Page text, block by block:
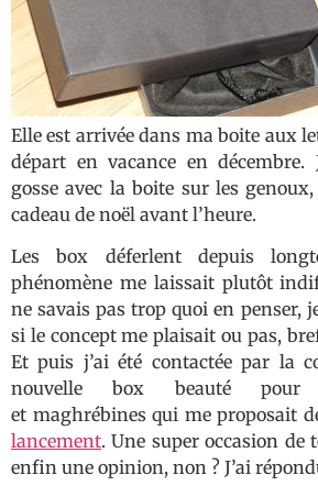
Elle est arrivée dans ma boite aux
départ en vacance en décembre.
gosse avec la boite sur les
cadeau de noël avant l’heure.
Les box déferlent depuis
phénomène me laissait plutôt
ne savais pas trop quoi en penser,
si le concept me plaisait ou pas,
Et puis j’ai été contactée par la
nouvelle box beauté pour
et maghrébines qui me proposait
lancement. Une super occasion de
enfin une opinion, non ? J’ai